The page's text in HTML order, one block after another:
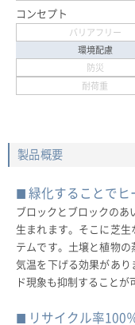
コンセプト
バリアフリー
環境配慮
防災
耐荷重
製品概要
緑化することでヒ
ブロックとブロックのあ
生まれます。そこに芝生
テムです。土壌と植物
気温を下げる効果があり
ド現象も抑制することが
リサイクル率100